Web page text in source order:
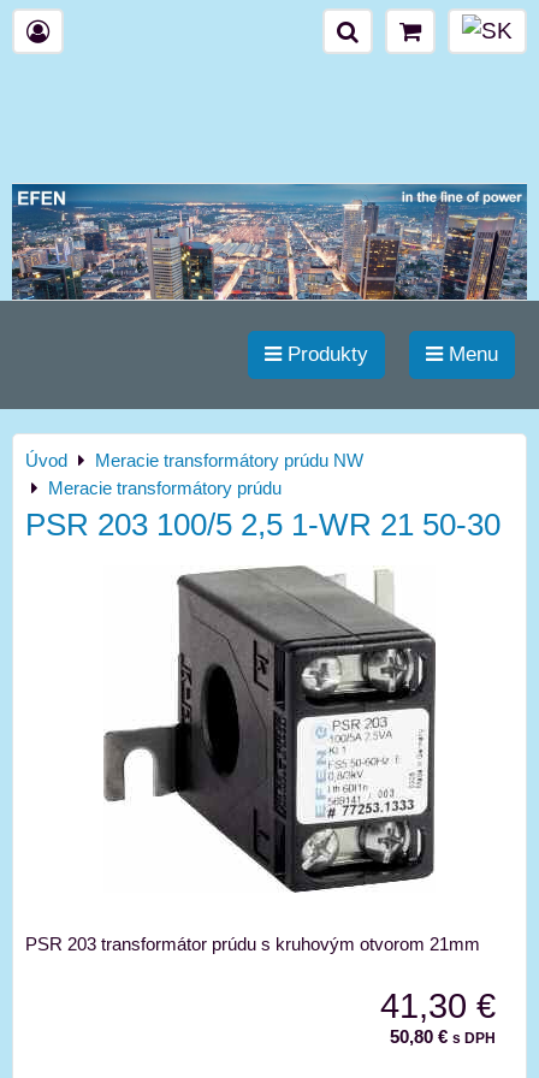
Produkty Menu
Úvod
Meracie transformátory prúdu NW
Meracie transformátory prúdu
PSR 203 100/5 2,5 1-WR 21 50-30
PSR 203 transformátor prúdu s kruhovým otvorom 21mm
41,30 €
50,80 € s DPH